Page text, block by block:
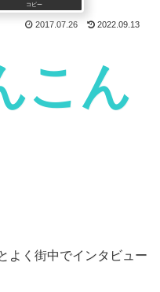
コピー
2017.07.26 2022.09.13
こん
よく街中でインタビュー